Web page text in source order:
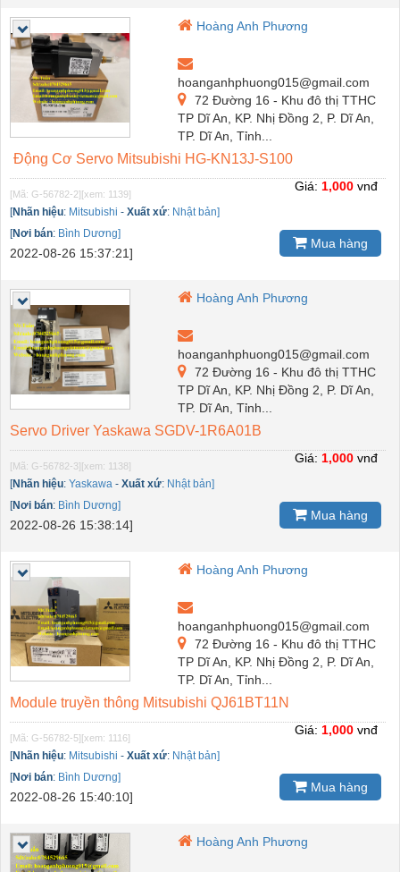
Hoàng Anh Phương
hoanganhphuong015@gmail.com
72 Đường 16 - Khu đô thị TTHC
TP Dĩ An, KP. Nhị Đồng 2, P. Dĩ An,
TP. Dĩ An, Tỉnh...
Động Cơ Servo Mitsubishi HG-KN13J-S100
[Mã: G-56782-2] [xem: 1139]
[Nhãn hiệu: Mitsubishi - Xuất xứ: Nhật bản]
[Nơi bán: Bình Dương]
2022-08-26 15:37:21]
Giá: 1,000 vnđ
Mua hàng
Hoàng Anh Phương
hoanganhphuong015@gmail.com
72 Đường 16 - Khu đô thị TTHC
TP Dĩ An, KP. Nhị Đồng 2, P. Dĩ An,
TP. Dĩ An, Tỉnh...
Servo Driver Yaskawa SGDV-1R6A01B
[Mã: G-56782-3] [xem: 1138]
[Nhãn hiệu: Yaskawa - Xuất xứ: Nhật bản]
[Nơi bán: Bình Dương]
2022-08-26 15:38:14]
Giá: 1,000 vnđ
Mua hàng
Hoàng Anh Phương
hoanganhphuong015@gmail.com
72 Đường 16 - Khu đô thị TTHC
TP Dĩ An, KP. Nhị Đồng 2, P. Dĩ An,
TP. Dĩ An, Tỉnh...
Module truyền thông Mitsubishi QJ61BT11N
[Mã: G-56782-5] [xem: 1116]
[Nhãn hiệu: Mitsubishi - Xuất xứ: Nhật bản]
[Nơi bán: Bình Dương]
2022-08-26 15:40:10]
Giá: 1,000 vnđ
Mua hàng
Hoàng Anh Phương